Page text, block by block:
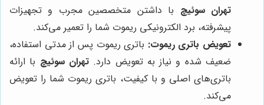
تهران سوئیچ با داشتن متخصصین مجرب و تجهیزات
پیشرفته، برد الکترونیکی ریموت شما را تعمیر می‌کند.
تعویض باتری ریموت: باتری ریموت پس از مدتی استفاده،
ضعیف شده و نیاز به تعویض دارد.تهران سوئیچ با ارائه
باتری‌های اصلی و با کیفیت، باتری ریموت شما را تعویض
می‌کند.